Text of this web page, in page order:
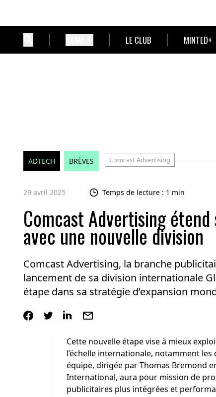
LE CLUB MINTED+
ADTECH BRÈVES Comcast Advertising
29 avril 2025 Temps de lecture : 1 min
Comcast Advertising
avec une nouvelle division
Comcast Advertising, la branche
lancement de sa division internationale
étape dans sa stratégie d’expansion
Cette nouvelle étape vise à mieux
l’échelle internationale, notamment
équipe, dirigée par Thomas Bremond
International, aura pour mission de
publicitaires plus intégrées et